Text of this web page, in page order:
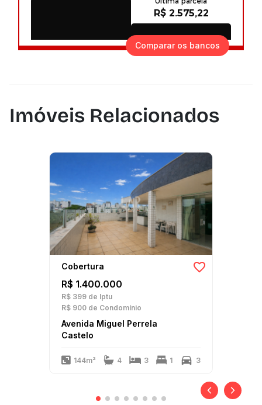
Comparar os bancos
Imóveis Relacionados
Cobertura
R$ 1.400.000
R$ 399 de Iptu
R$ 900 de Condomínio
Avenida Miguel Perrela
Castelo
144m² 4 3 1 3